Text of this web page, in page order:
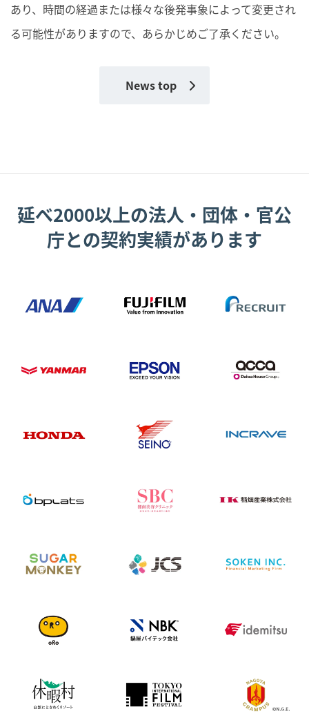
あり、時間の経過または様々な後発事象によって変更され
る可能性がありますので、あらかじめご了承ください。
News top
延べ2000以上の法人・団体・官公
庁との契約実績があります